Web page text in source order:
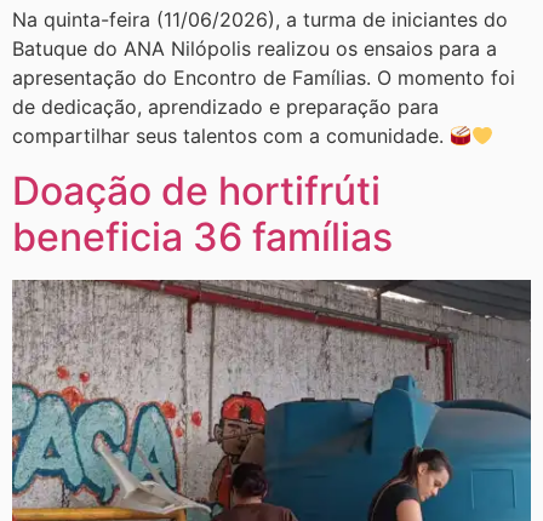
Na quinta-feira (11/06/2026), a turma de iniciantes do
Batuque do ANA Nilópolis realizou os ensaios para a
apresentação do Encontro de Famílias. O momento foi
de dedicação, aprendizado e preparação para
compartilhar seus talentos com a comunidade.
Doação de hortifrúti
beneficia 36 famílias